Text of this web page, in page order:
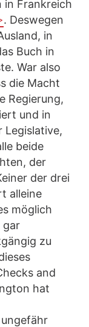
in Frankreich
. Deswegen
in
Buch in
War also
die Macht
Regierung,
und in
Legislative,
beide
der
der drei
alleine
möglich
gar
zu
and
hat